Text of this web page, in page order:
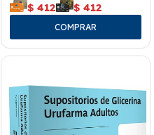
$ 412 $ 412